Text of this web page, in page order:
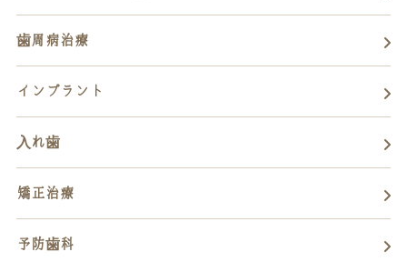
歯周病治療
インプラント
入れ歯
矯正治療
予防歯科